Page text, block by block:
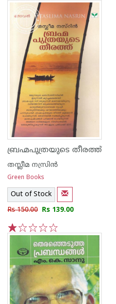
5
4
3
2
1
ബ്രഹ്മപുത്രയുടെ തീരത്ത്
തസ്ലീമ നസ്രിന്‍
Green Books
Out of Stock
Rs 150.00 Rs 139.00
5
4
3
2
1